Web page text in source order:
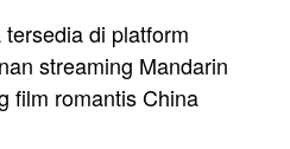
di platform
streaming Mandarin
film romantis China